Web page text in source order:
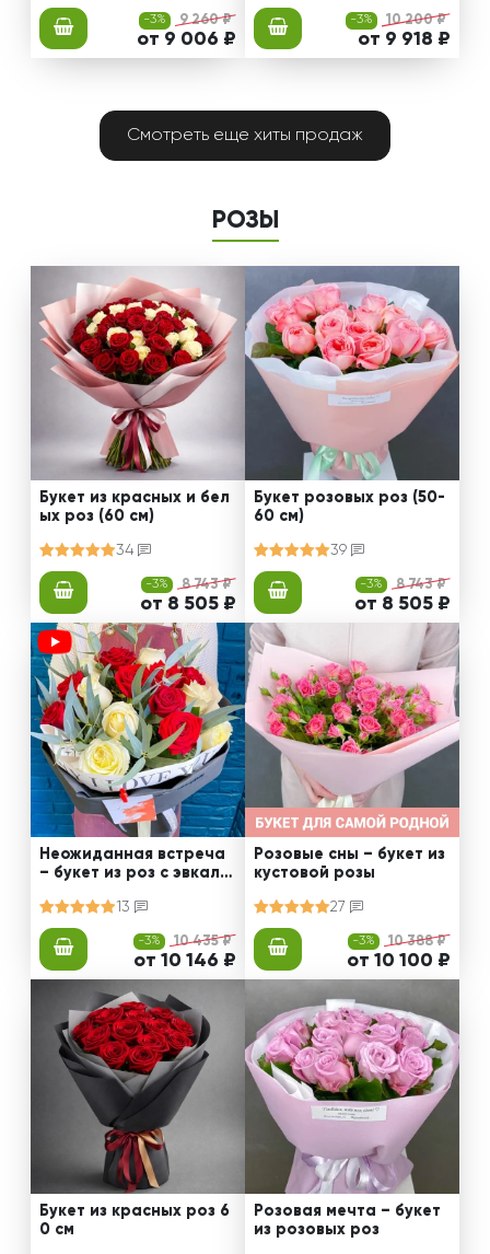
-3% 9 260 ₽
от 9 006 ₽
-3% 10 200 ₽
от 9 918 ₽
Смотреть еще хиты продаж
РОЗЫ
Букет из красных и бел
ых роз (60 см)
34
-3% 8 743 ₽
от 8 505 ₽
Букет розовых роз (50-
60 см)
39
-3% 8 743 ₽
от 8 505 ₽
Неожиданная встреча
– букет из роз с эвкали
13
-3% 10 435 ₽
от 10 146 ₽
Розовые сны – букет из
кустовой розы
27
-3% 10 388 ₽
от 10 100 ₽
Букет из красных роз 6
0 см
Розовая мечта – букет
из розовых роз